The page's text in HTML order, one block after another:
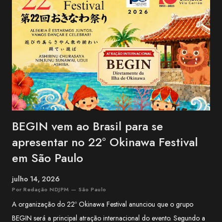
BEGIN vem ao Brasil para se
apresentar no 22º Okinawa Festival
em São Paulo
julho 14, 2026
Por Redação NDJPM — São Paulo
A organização do 22º Okinawa Festival anunciou que o grupo
BEGIN será a principal atração internacional do evento. Segundo a